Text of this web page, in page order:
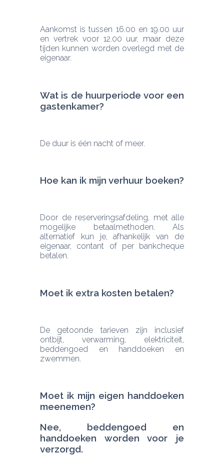
Aankomst is tussen 16.00 en 19.00 uur
en vertrek voor 12.00 uur, maar deze
tijden kunnen worden overlegd met de
eigenaar.
Wat is de huurperiode voor een
gastenkamer?
De duur is één nacht of meer.
Hoe kan ik mijn verhuur boeken?
Door de reserveringsafdeling, met alle
mogelijke betaalmethoden. Als
alternatief kun je, afhankelijk van de
eigenaar, contant of per bankcheque
betalen.
Moet ik extra kosten betalen?
De getoonde tarieven zijn inclusief
ontbijt, verwarming, elektriciteit,
beddengoed en handdoeken en
zwemmen.
Moet ik mijn eigen handdoeken
Nee, beddengoed en
handdoeken worden voor je
verzorgd.